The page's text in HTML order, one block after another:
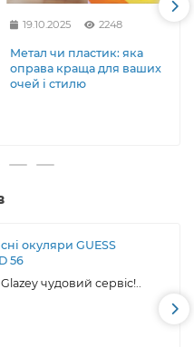
19.10.2025 2248
Метал чи пластик: яка
оправа краща для ваших
очей і стилю
окуляри GUESS
56
чудовий сервіс!..